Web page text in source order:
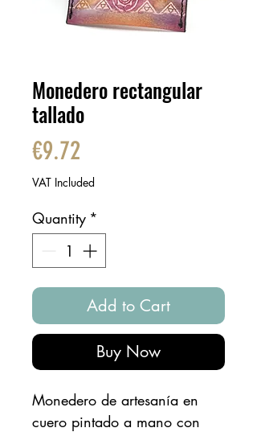
Monedero rectangular
tallado
€9.72
VAT Included
Quantity *
Add to Cart
Buy Now
Monedero de artesanía en
cuero pintado a mano con